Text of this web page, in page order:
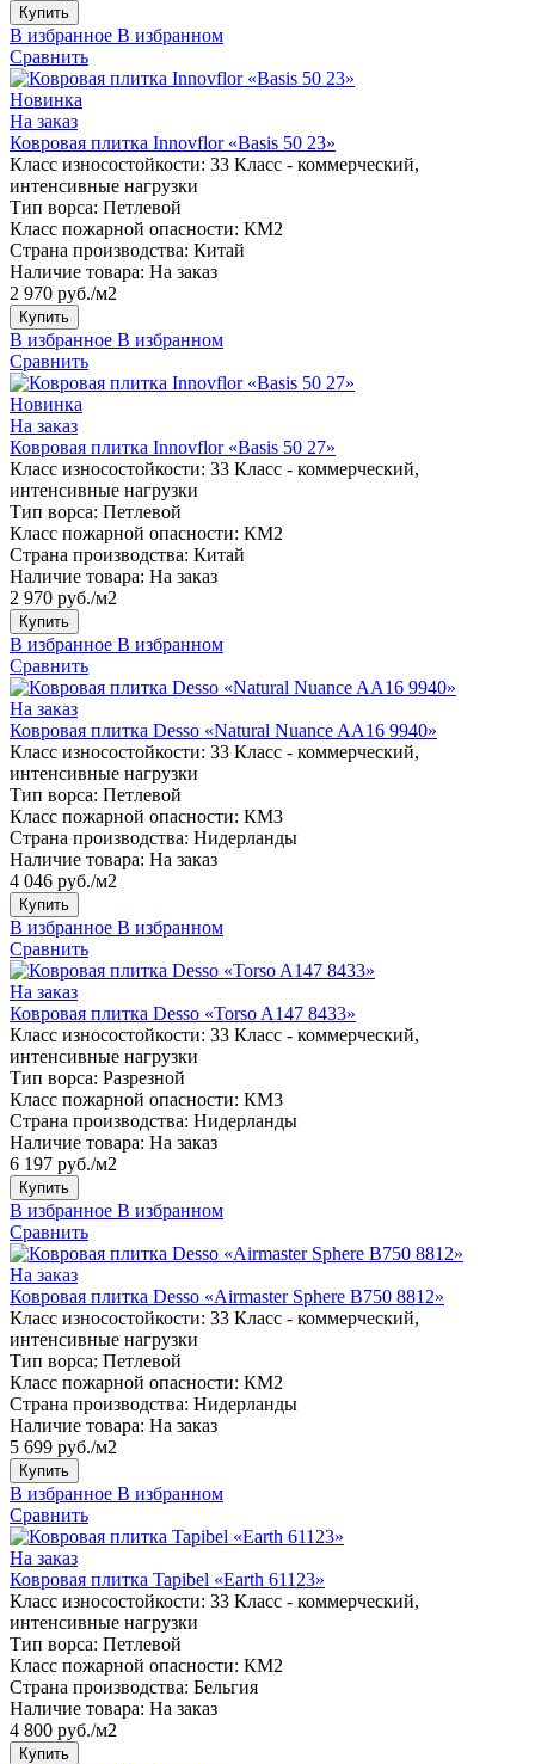
Купить
В избранное В избранном
Сравнить
Новинка
На заказ
Ковровая плитка Innovflor «Basis 50 23»
Класс износостойкости: 33 Класс - коммерческий,
интенсивные нагрузки
Тип ворса: Петлевой
Класс пожарной опасности: КМ2
Страна производства: Китай
Наличие товара: На заказ
2 970 руб./м2
Купить
В избранное В избранном
Сравнить
Новинка
На заказ
Ковровая плитка Innovflor «Basis 50 27»
Класс износостойкости: 33 Класс - коммерческий,
интенсивные нагрузки
Тип ворса: Петлевой
Класс пожарной опасности: КМ2
Страна производства: Китай
Наличие товара: На заказ
2 970 руб./м2
Купить
В избранное В избранном
Сравнить
На заказ
Ковровая плитка Desso «Natural Nuance AA16 9940»
Класс износостойкости: 33 Класс - коммерческий,
интенсивные нагрузки
Тип ворса: Петлевой
Класс пожарной опасности: КМ3
Страна производства: Нидерланды
Наличие товара: На заказ
4 046 руб./м2
Купить
В избранное В избранном
Сравнить
На заказ
Ковровая плитка Desso «Torso A147 8433»
Класс износостойкости: 33 Класс - коммерческий,
интенсивные нагрузки
Тип ворса: Разрезной
Класс пожарной опасности: КМ3
Страна производства: Нидерланды
Наличие товара: На заказ
6 197 руб./м2
Купить
В избранное В избранном
Сравнить
На заказ
Ковровая плитка Desso «Airmaster Sphere B750 8812»
Класс износостойкости: 33 Класс - коммерческий,
интенсивные нагрузки
Тип ворса: Петлевой
Класс пожарной опасности: КМ2
Страна производства: Нидерланды
Наличие товара: На заказ
5 699 руб./м2
Купить
В избранное В избранном
Сравнить
На заказ
Ковровая плитка Tapibel «Earth 61123»
Класс износостойкости: 33 Класс - коммерческий,
интенсивные нагрузки
Тип ворса: Петлевой
Класс пожарной опасности: КМ2
Страна производства: Бельгия
Наличие товара: На заказ
4 800 руб./м2
Купить